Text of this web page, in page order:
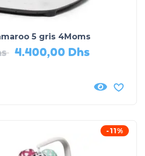
5 gris 4Moms
4.400,00 Dhs
-11%